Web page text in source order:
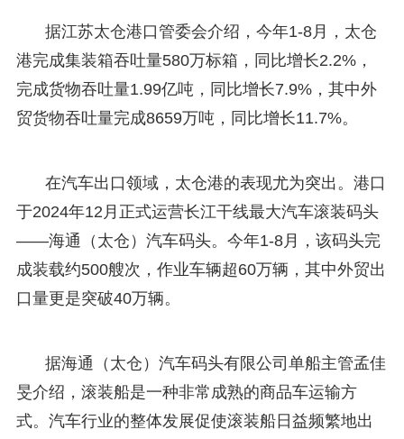
据江苏太仓港口管委会介绍，今年1-8月，太仓
港完成集装箱吞吐量580万标箱，同比增长2.2%，
完成货物吞吐量1.99亿吨，同比增长7.9%，其中外
贸货物吞吐量完成8659万吨，同比增长11.7%。
在汽车出口领域，太仓港的表现尤为突出。港口
于2024年12月正式运营长江干线最大汽车滚装码头
——海通（太仓）汽车码头。今年1-8月，该码头完
成装载约500艘次，作业车辆超60万辆，其中外贸出
口量更是突破40万辆。
据海通（太仓）汽车码头有限公司单船主管孟佳
旻介绍，滚装船是一种非常成熟的商品车运输方
式。汽车行业的整体发展促使滚装船日益频繁地出